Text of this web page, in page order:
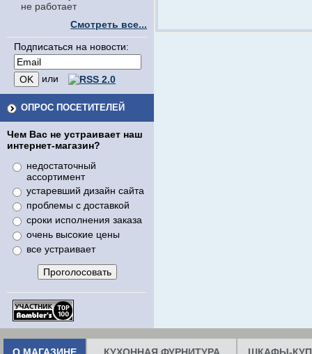
не работает
Смотреть все...
Подписаться на новости:
или
ОПРОС ПОСЕТИТЕЛЕЙ
Чем Вас не устраивает наш
интернет-магазин?
недостаточный
ассортимент
устаревший дизайн сайта
проблемы с доставкой
сроки исполнения заказа
очень высокие цены
все устраивает